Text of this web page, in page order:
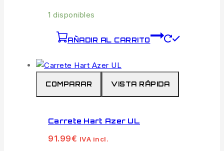
1 disponibles
AÑADIR AL CARRITO
COMPARAR VISTA RÁPIDA
Carrete Hart Azer UL
91.99€ IVA incl.